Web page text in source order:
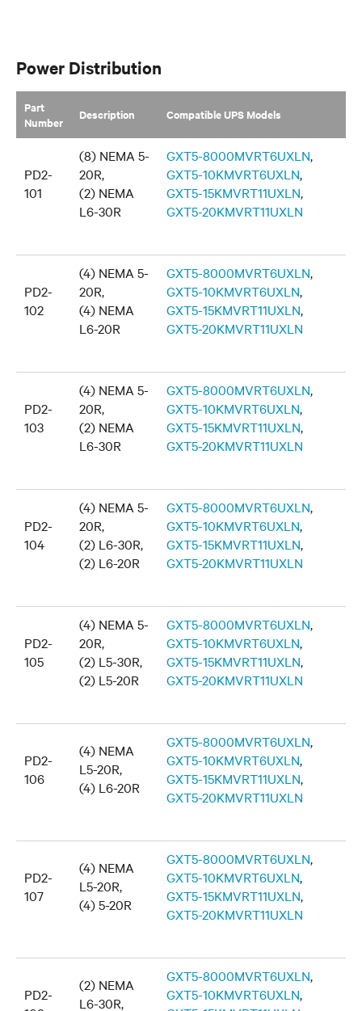
Power Distribution
Part
Number
Description Compatible UPS Models
PD2-
101
(8) NEMA 5-
20R,
(2) NEMA
L6-30R
GXT5-8000MVRT6UXLN,
GXT5-10KMVRT6UXLN,
GXT5-15KMVRT11UXLN,
GXT5-20KMVRT11UXLN
PD2-
102
(4) NEMA 5-
20R,
(4) NEMA
L6-20R
GXT5-8000MVRT6UXLN,
GXT5-10KMVRT6UXLN,
GXT5-15KMVRT11UXLN,
GXT5-20KMVRT11UXLN
PD2-
103
(4) NEMA 5-
20R,
(2) NEMA
L6-30R
GXT5-8000MVRT6UXLN,
GXT5-10KMVRT6UXLN,
GXT5-15KMVRT11UXLN,
GXT5-20KMVRT11UXLN
PD2-
104
(4) NEMA 5-
20R,
(2) L6-30R,
(2) L6-20R
GXT5-8000MVRT6UXLN,
GXT5-10KMVRT6UXLN,
GXT5-15KMVRT11UXLN,
GXT5-20KMVRT11UXLN
PD2-
105
(4) NEMA 5-
20R,
(2) L5-30R,
(2) L5-20R
GXT5-8000MVRT6UXLN,
GXT5-10KMVRT6UXLN,
GXT5-15KMVRT11UXLN,
GXT5-20KMVRT11UXLN
PD2-
106
(4) NEMA
L5-20R,
(4) L6-20R
GXT5-8000MVRT6UXLN,
GXT5-10KMVRT6UXLN,
GXT5-15KMVRT11UXLN,
GXT5-20KMVRT11UXLN
PD2-
107
(4) NEMA
L5-20R,
(4) 5-20R
GXT5-8000MVRT6UXLN,
GXT5-10KMVRT6UXLN,
GXT5-15KMVRT11UXLN,
GXT5-20KMVRT11UXLN
PD2-
(2) NEMA
L6-30R,
GXT5-8000MVRT6UXLN,
GXT5-10KMVRT6UXLN,